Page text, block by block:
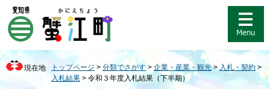
ジ
先
頭
で
ュ
を
飛
ば
現在地 トップページ > 分類でさがす >企業・産業・観光 >入札・契約 >
入札結果 > 令和３年度入札結果（下半期）